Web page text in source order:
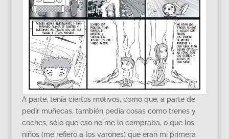
A parte, tenía ciertos motivos, como que, a parte de
pedir muñecas, también pedía cosas como trenes y
coches, sólo que eso no me lo compraba, o que los
niños (me refiero a los varones) que eran mi primera